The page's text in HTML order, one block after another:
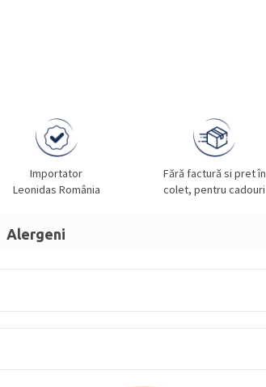
Importator
Leonidas România
Fără factură si pret în
colet, pentru cadouri
Alergeni